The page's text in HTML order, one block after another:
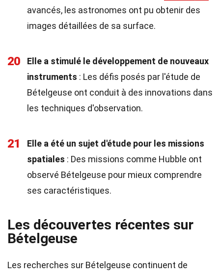
avancés, les astronomes ont pu obtenir des
images détaillées de sa surface.
20
Elle a stimulé le développement de nouveaux
instruments : Les défis posés par l'étude de
Bételgeuse ont conduit à des innovations dans
les techniques d'observation.
21
Elle a été un sujet d'étude pour les missions
spatiales : Des missions comme Hubble ont
observé Bételgeuse pour mieux comprendre
ses caractéristiques.
Les découvertes récentes sur
Bételgeuse
Les recherches sur Bételgeuse continuent de